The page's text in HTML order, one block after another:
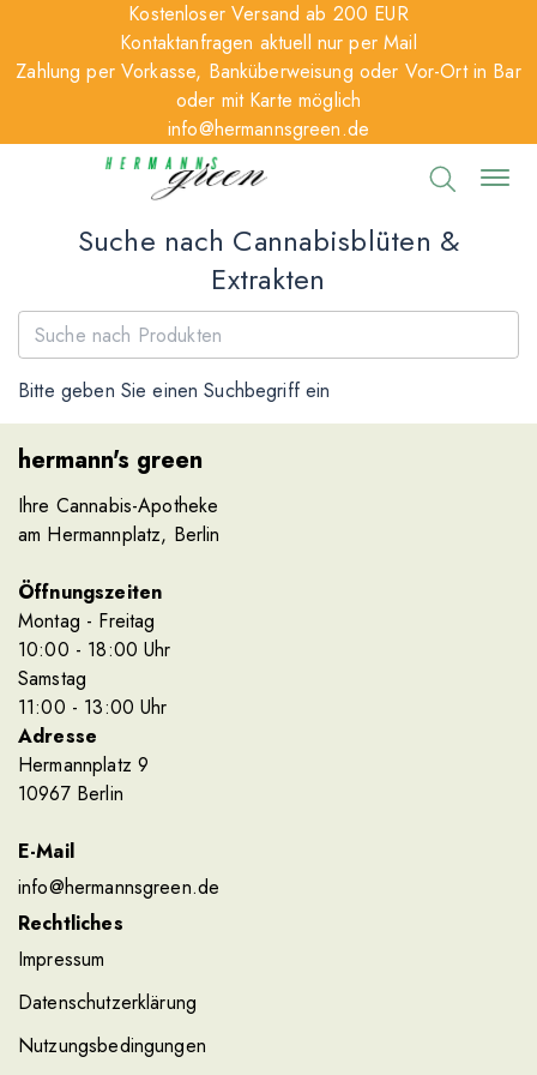
Kostenloser Versand ab 200 EUR
Kontaktanfragen aktuell nur per Mail
Zahlung per Vorkasse, Banküberweisung oder Vor-Ort in Bar
oder mit Karte möglich
info@hermannsgreen.de
Suche nach Cannabisblüten &
Extrakten
Bitte geben Sie einen Suchbegriff ein
hermann's green
Ihre Cannabis-Apotheke
am Hermannplatz, Berlin
Öffnungszeiten
Montag - Freitag
10:00 - 18:00 Uhr
Samstag
11:00 - 13:00 Uhr
Adresse
Hermannplatz 9
10967 Berlin
E-Mail
info@hermannsgreen.de
Rechtliches
Impressum
Datenschutzerklärung
Nutzungsbedingungen